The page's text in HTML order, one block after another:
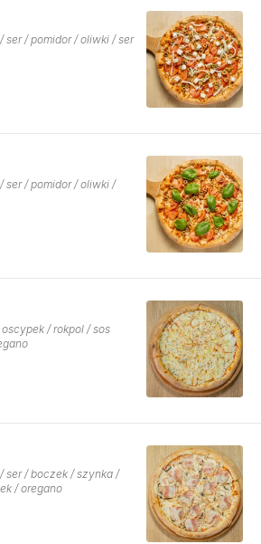
ser / pomidor / oliwki / ser
ser / pomidor / oliwki /
/ rokpol / sos
ser / boczek / szynka /
/ oregano